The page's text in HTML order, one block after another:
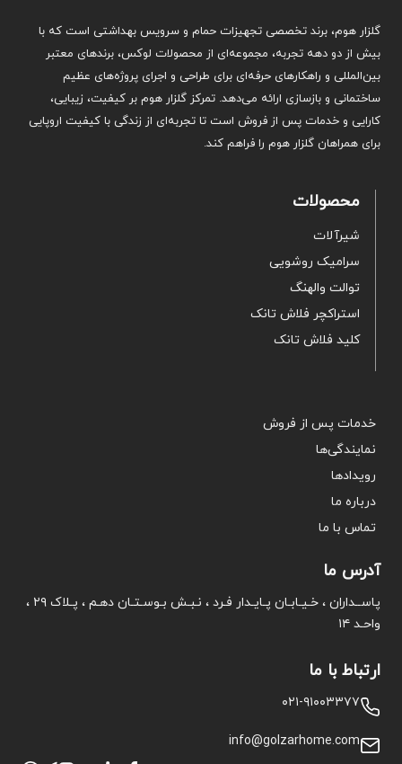
آدرس ما
پاســداران ، خـیـابـان پـایـدار فـرد ، نـبـش بـوسـتـان دهـم ، پـلاک ۲۹ ،
واحـد ۱۴
ارتباط با ما
۰۲۱-۹۱۰۰۳۳۷۷
info@golzarhome.com
گلزار هوم، برند تخصصی تجهیزات حمام و سرویس بهداشتی است که با
بیش از دو دهه تجربه، مجموعه‌ای از محصولات لوکس، برندهای معتبر
بین‌المللی و راهکارهای حرفه‌ای برای طراحی و اجرای پروژه‌های عظیم
ساختمانی و بازسازی ارائه می‌دهد. تمرکز گلزار هوم بر کیفیت، زیبایی،
کارایی و خدمات پس از فروش است تا تجربه‌ای از زندگی با کیفیت اروپایی
برای همراهان گلزار هوم را فراهم کند.
خدمات پس از فروش
نمایندگی‌ها
رویدادها
درباره ما
تماس با ما
محصولات
شیرآلات
سرامیک روشویی
توالت والهنگ
استراکچر فلاش تانک
کلید فلاش تانک